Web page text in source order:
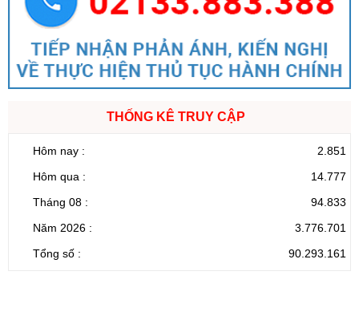
THỐNG KÊ TRUY CẬP
Hôm nay :
2.851
Hôm qua :
14.777
Tháng 08 :
94.833
Năm 2026 :
3.776.701
Tổng số :
90.293.161